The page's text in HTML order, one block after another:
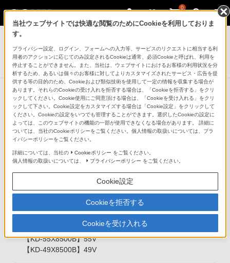
0
テレビ ブラビア
4K液晶テレビ
X8500Bシリーズ
他の商品と比較する
●：対応 -：該当なし
仕様表
【KD-65X8500B】65V
【KD-55X8500B】55V
【KD-49X8500B】49V
当社ウェブサイトでは快適な閲覧のためにCookieを利用しておりま
す。
プライバシー設定、ログイン、フォームへの入力等、サービスのリクエストに相当する利
用者のアクションに応じてのみ設定されるCookieは通常、必須Cookieと呼ばれ、利用を
停止することができません。また、当社は、ウェブサイトにおけるお客様の利用状況を分
析するため、あるいは個々のお客様に対してよりカスタマイズされたサービス・広告を提
供する等の目的のため、Cookieおよび類似技術を使用して一定の情報を収集する場合が
あります。それらのCookieの受け入れを拒否する場合は、「Cookieを拒否する」をクリ
ックしてください。Cookie使用にご同意頂ける場合は、「Cookieを受け入れる」をクリ
ックして下さい。Cookie設定をカスタマイズする場合は「Cookie設定」をクリックして
ください。Cookieの設定をいつでも管理することができます。選択したCookieの設定に
よっては、このウェブサイトの機能の一部が使用できなくなる場合があります。 詳細に
ついては、当社のCookieポリシーをご覧ください。個人情報の取扱いについては、プラ
イバシーポリシーをご覧ください。
詳細については、当社の Cookieポリシー をご覧ください。
個人情報の取扱いについては、
プライバシーポリシー をご覧ください。
Cookie設定
Cookieを拒否する
Cookieを受け入れる